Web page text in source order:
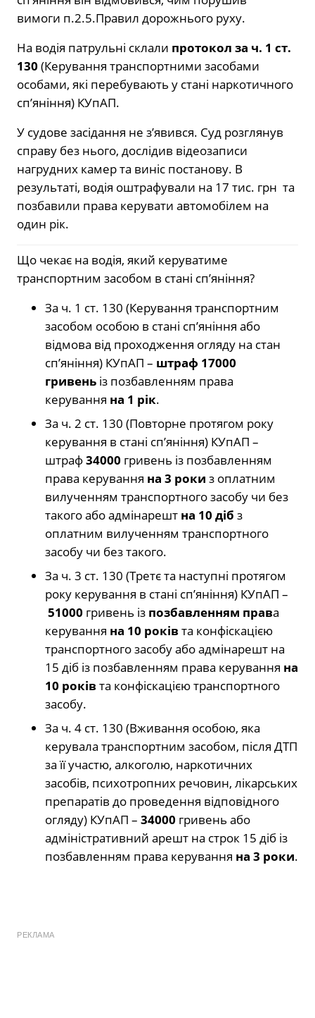
вимоги п.2.5.Правил дорожнього руху.
На водія патрульні склали протокол за ч. 1 ст.
130 (Керування транспортними засобами
особами, які перебувають у стані наркотичного
сп’яніння) КУпАП.
У судове засідання не з’явився. Суд розглянув
справу без нього, дослідив відеозаписи
нагрудних камер та виніс постанову. В
результаті, водія оштрафували на 17 тис. грн та
позбавили права керувати автомобілем на
один рік.
Що чекає на водія, який керуватиме
транспортним засобом в стані сп’яніння?
За ч. 1 ст. 130 (Керування транспортним
засобом особою в стані сп’яніння або
відмова від проходження огляду на стан
сп’яніння) КУпАП – штраф 17000
гривень із позбавленням права
керування на 1 рік.
За ч. 2 ст. 130 (Повторне протягом року
керування в стані сп’яніння) КУпАП –
штраф34000 гривень із позбавленням
права керування на 3 роки з оплатним
вилученням транспортного засобу чи без
такого або адмінарешт на 10 діб з
оплатним вилученням транспортного
засобу чи без такого.
За ч. 3 ст. 130 (Третє та наступні протягом
року керування в стані сп’яніння) КУпАП –
51000 гривень із позбавленням права
керування на 10 роківта конфіскацією
транспортного засобу або адмінарешт на
15 діб із позбавленням права керування на
10 роківта конфіскацією транспортного
засобу.
За ч. 4 ст. 130 (Вживання особою, яка
керувала транспортним засобом, після ДТП
за її участю, алкоголю, наркотичних
засобів, психотропних речовин, лікарських
препаратів до проведення відповідного
огляду) КУпАП – 34000 гривень або
адміністративний арешт на строк 15 діб із
позбавленням права керування на 3 роки.
РЕКЛАМА